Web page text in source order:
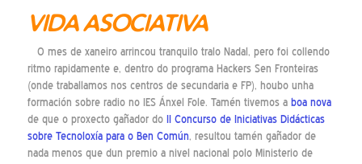
VIDA ASOCIATIVA
O mes de xaneiro arrincou tranquilo tralo Nadal, pero foi collendo
ritmo rapidamente e, dentro do programa Hackers Sen Fronteiras
(onde traballamos nos centros de secundaria e FP), houbo unha
formación sobre radio no IES Ánxel Fole. Tamén tivemos a boa nova
de que o proxecto gañador do II Concurso de Iniciativas Didácticas
sobre Tecnoloxía para o Ben Común, resultou tamén gañador de
nada menos que dun premio a nivel nacional polo Ministerio de